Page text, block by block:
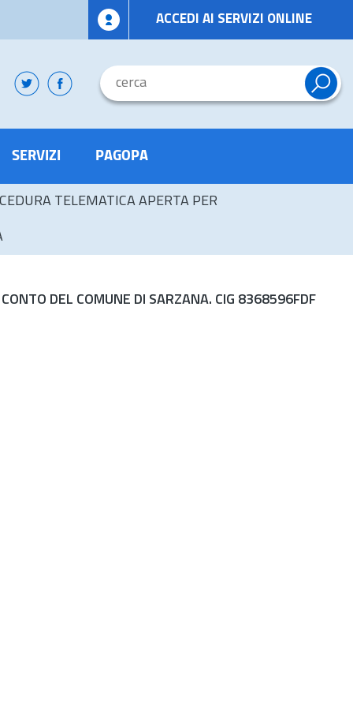
ACCEDI AI SERVIZI ONLINE
SERVIZI PAGOPA
TELEMATICA APERTA PER
DEL COMUNE DI SARZANA. CIG 8368596FDF